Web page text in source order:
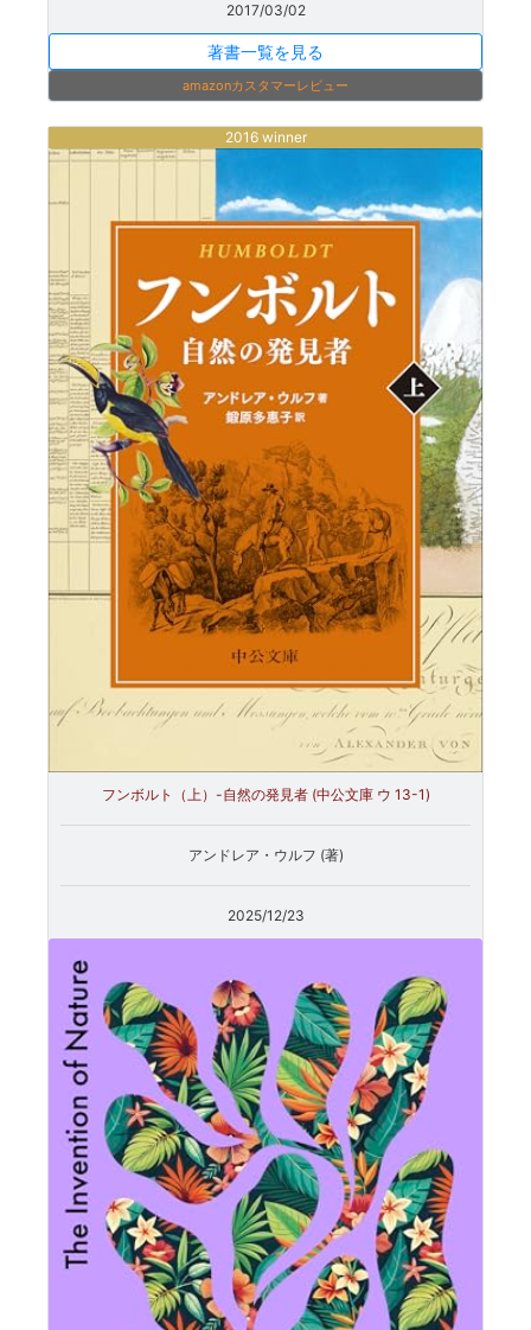
2017/03/02
著書一覧を見る
amazonカスタマーレビュー
2016 winner
フンボルト（上）-自然の発見者 (中公文庫 ウ 13-1)
アンドレア・ウルフ (著)
2025/12/23